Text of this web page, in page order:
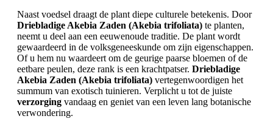
Naast voedsel draagt de plant diepe culturele betekenis. Door
Driebladige Akebia Zaden (Akebia trifoliata) te planten,
neemt u deel aan een eeuwenoude traditie. De plant wordt
gewaardeerd in de volksgeneeskunde om zijn eigenschappen.
Of u hem nu waardeert om de geurige paarse bloemen of de
eetbare peulen, deze rank is een krachtpatser. Driebladige
Akebia Zaden (Akebia trifoliata) vertegenwoordigen het
summum van exotisch tuinieren. Verplicht u tot de juiste
verzorging vandaag en geniet van een leven lang botanische
verwondering.